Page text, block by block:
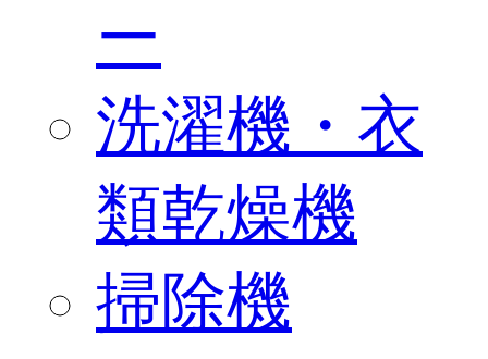
ー
洗濯機・衣
類乾燥機
掃除機